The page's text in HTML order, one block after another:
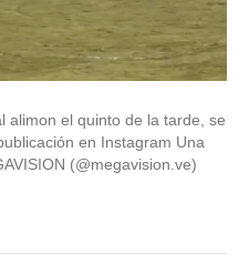
alimon el quinto de la tarde, se
en Instagram Una
(@megavision.ve)